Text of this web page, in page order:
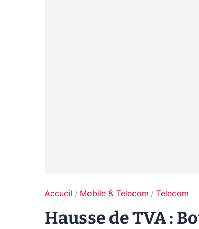
Accueil Mobile & Telecom Telecom
Hausse de TVA :